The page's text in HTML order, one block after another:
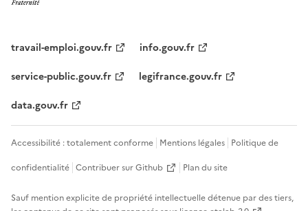
travail-emploi.gouv.fr
info.gouv.fr
service-public.gouv.fr
legifrance.gouv.fr
data.gouv.fr
Accessibilité : totalement conforme Mentions légales Politique de
confidentialité Contribuer sur Github Plan du site
Sauf mention explicite de propriété intellectuelle détenue par des tiers,